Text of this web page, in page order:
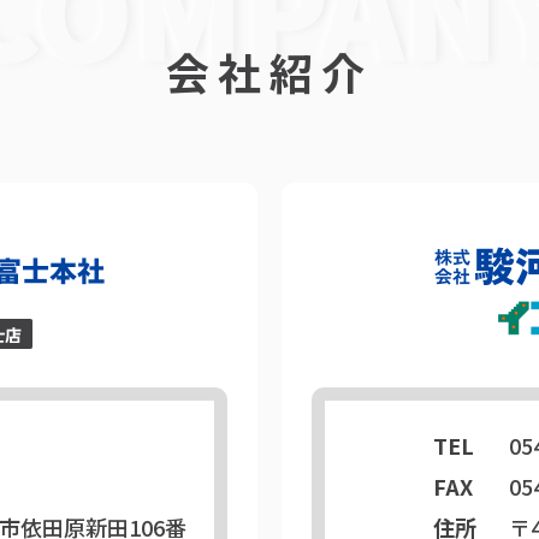
会社紹介
依田原新田106番
TEL
FAX
住所